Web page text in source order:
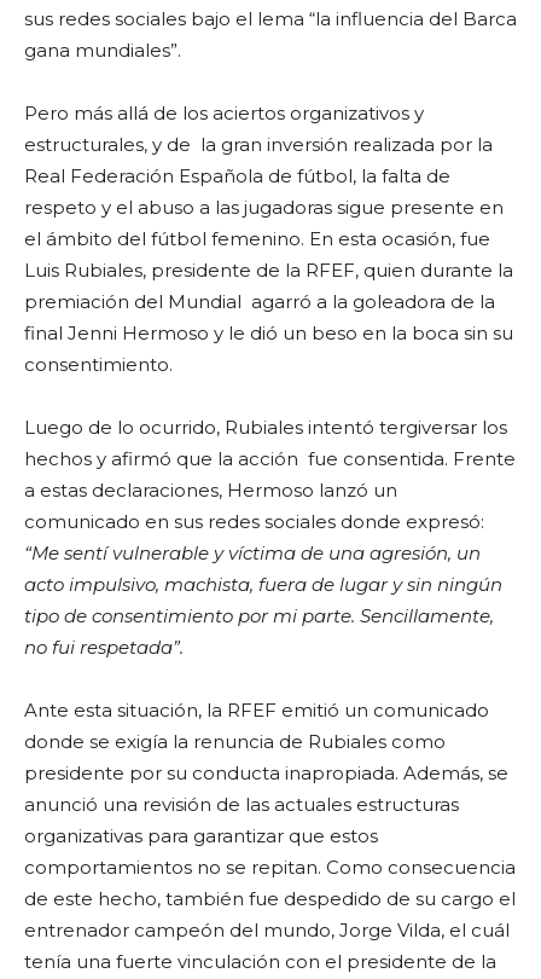
sus redes sociales bajo el lema “la influencia del Barca
gana mundiales”.
Pero más allá de los aciertos organizativos y
estructurales, y de la gran inversión realizada por la
Real Federación Española de fútbol, la falta de
respeto y el abuso a las jugadoras sigue presente en
el ámbito del fútbol femenino. En esta ocasión, fue
Luis Rubiales, presidente de la RFEF, quien durante la
premiación del Mundial agarró a la goleadora de la
final Jenni Hermoso y le dió un beso en la boca sin su
consentimiento.
Luego de lo ocurrido, Rubiales intentó tergiversar los
hechos y afirmó que la acción fue consentida. Frente
a estas declaraciones, Hermoso lanzó un
comunicado en sus redes sociales donde expresó:
“Me sentí vulnerable y víctima de una agresión, un
acto impulsivo, machista, fuera de lugar y sin ningún
tipo de consentimiento por mi parte. Sencillamente,
no fui respetada”.
Ante esta situación, la RFEF emitió un comunicado
donde se exigía la renuncia de Rubiales como
presidente por su conducta inapropiada. Además, se
anunció una revisión de las actuales estructuras
organizativas para garantizar que estos
comportamientos no se repitan. Como consecuencia
de este hecho, también fue despedido de su cargo el
entrenador campeón del mundo, Jorge Vilda, el cuál
tenía una fuerte vinculación con el presidente de la